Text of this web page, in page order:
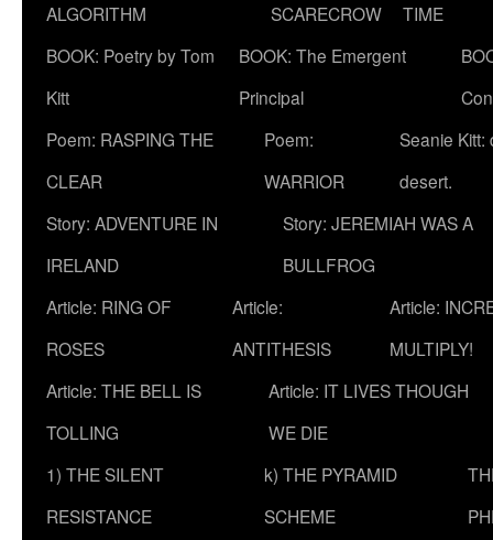
ALGORITHM
SCARECROW
TIME
BOOK: Poetry by Tom
Kitt
BOOK: The Emergent
Principal
Poem: RASPING THE
CLEAR
Poem:
WARRIOR
Seanie Kitt:
desert.
Story: ADVENTURE IN
IRELAND
Story: JEREMIAH WAS A
BULLFROG
Article: RING OF
ROSES
Article:
ANTITHESIS
Article:
MULTIPLY!
Article: THE BELL IS
TOLLING
Article: IT LIVES THOUGH
WE DIE
1) THE SILENT
RESISTANCE
k) THE PYRAMID
SCHEME